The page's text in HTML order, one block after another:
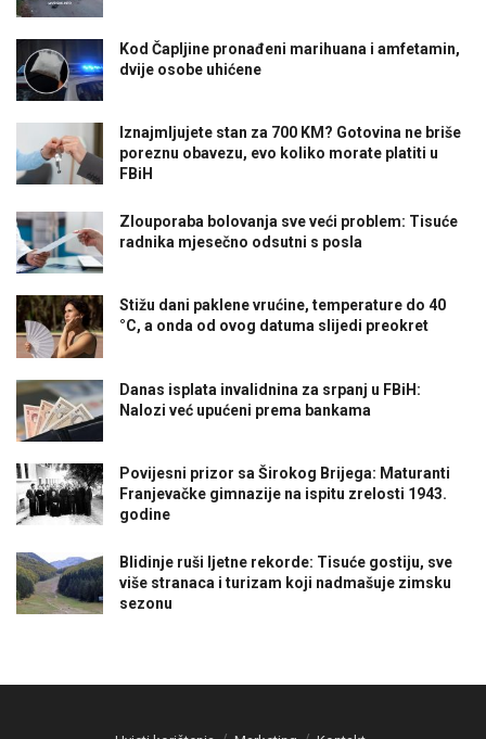
Kod Čapljine pronađeni marihuana i amfetamin,
dvije osobe uhićene
Iznajmljujete stan za 700 KM? Gotovina ne briše
poreznu obavezu, evo koliko morate platiti u
FBiH
Zlouporaba bolovanja sve veći problem: Tisuće
radnika mjesečno odsutni s posla
Stižu dani paklene vrućine, temperature do 40
°C, a onda od ovog datuma slijedi preokret
Danas isplata invalidnina za srpanj u FBiH:
Nalozi već upućeni prema bankama
Povijesni prizor sa Širokog Brijega: Maturanti
Franjevačke gimnazije na ispitu zrelosti 1943.
godine
Blidinje ruši ljetne rekorde: Tisuće gostiju, sve
više stranaca i turizam koji nadmašuje zimsku
sezonu